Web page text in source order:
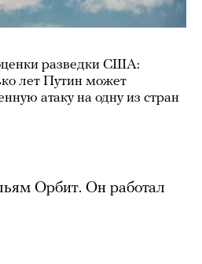
разведки США:
лет Путин может
атаку на одну из стран
Орбит. Он работал